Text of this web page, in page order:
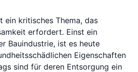
ein kritisches Thema, das
erfordert. Einst ein
Bauindustrie, ist es heute
Eigenschaften
sind für deren Entsorgung ein